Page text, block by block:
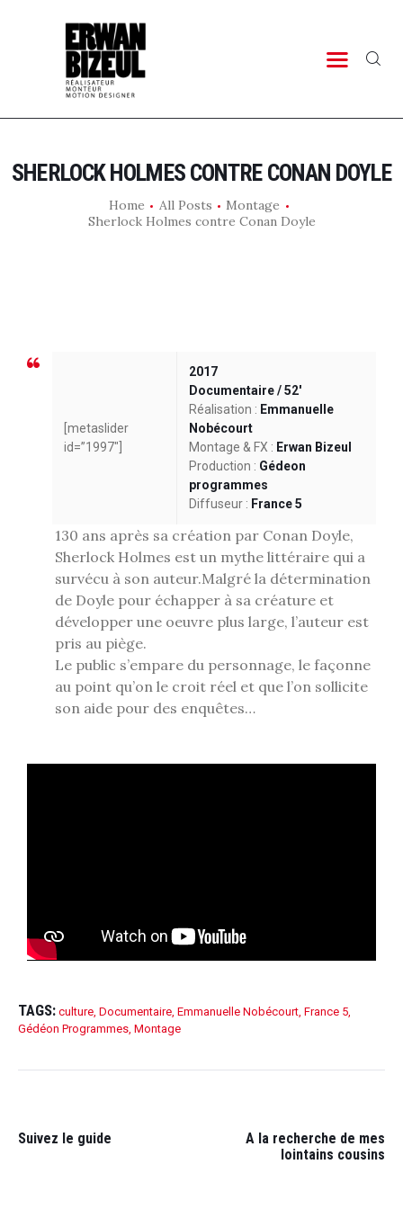
SHERLOCK HOLMES CONTRE CONAN DOYLE
Home All Posts
Montage
Sherlock Holmes contre Conan Doyle
PORTFOLIO
TIMELINE
LAB
[metaslider
id=”1997″]
2017
Documentaire / 52′
Réalisation : Emmanuelle
Nobécourt
Montage & FX : Erwan Bizeul
Production : Gédeon
programmes
Diffuseur : France 5
130 ans après sa création par Conan Doyle,
Sherlock Holmes est un mythe littéraire qui a
survécu à son auteur.Malgré la détermination
de Doyle pour échapper à sa créature et
développer une oeuvre plus large, l’auteur est
pris au piège.
Le public s’empare du personnage, le façonne
au point qu’on le croit réel et que l’on sollicite
son aide pour des enquêtes…
TAGS: culture, Documentaire, Emmanuelle Nobécourt, France 5,
Gédéon Programmes, Montage
Suivez le guide
A la recherche de mes
lointains cousins